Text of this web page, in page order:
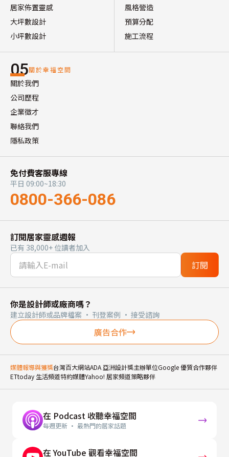
居家佈置靈感
大坪數設計
小坪數設計
風格營造
預算分配
施工流程
05關於幸福空間
關於我們
公司歷程
企業徵才
聯絡我們
隱私政策
免付費客服專線
平日 09:00~18:30
0800-366-086
訂閱居家靈感週報
已有 38,000+ 位讀者加入
訂閱
你是設計師或廠商嗎？
建立設計師或品牌檔案 · 刊登案例 · 接受諮詢
廣告合作
媒體報導與獲獎台灣百大網站ADA 亞洲設計獎主辦單位Google 優質合作夥伴
ETtoday 生活頻道特約媒體Yahoo! 居家頻道策略夥伴
在 Podcast 收聽幸福空間
每週更新 · 最熱門的居家話題
在 YouTube 觀看幸福空間